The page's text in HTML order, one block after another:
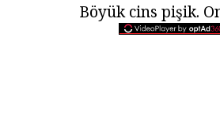
Böyük cins pişik.